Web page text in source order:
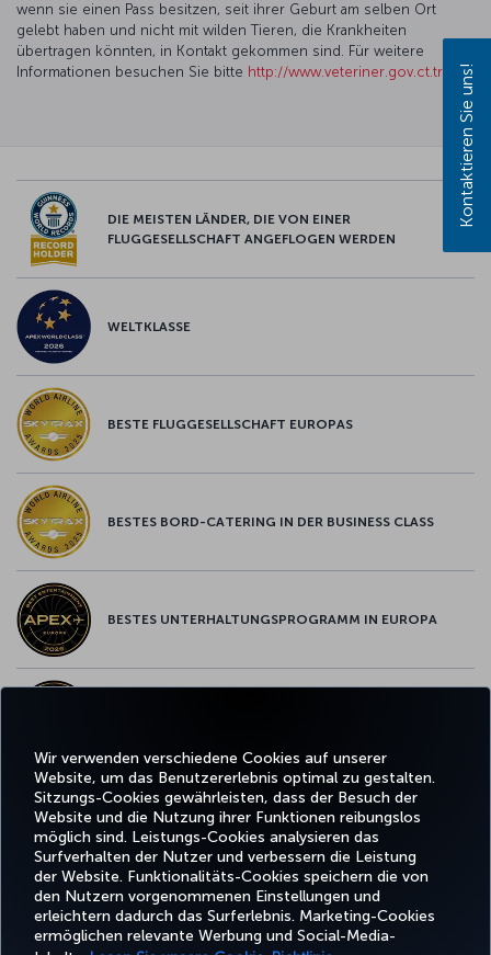
Wir verwenden verschiedene Cookies auf unserer
Website, um das Benutzererlebnis optimal zu gestalten.
Sitzungs-Cookies gewährleisten, dass der Besuch der
Website und die Nutzung ihrer Funktionen reibungslos
möglich sind. Leistungs-Cookies analysieren das
Surfverhalten der Nutzer und verbessern die Leistung
der Website. Funktionalitäts-Cookies speichern die von
den Nutzern vorgenommenen Einstellungen und
erleichtern dadurch das Surferlebnis. Marketing-Cookies
ermöglichen relevante Werbung und Social-Media-
wenn sie einen Pass besitzen, seit ihrer Geburt am selben Ort
gelebt haben und nicht mit wilden Tieren, die Krankheiten
übertragen könnten, in Kontakt gekommen sind. Für weitere
Informationen besuchen Sie bitte http://www.veteriner.gov.ct.tr
DIE MEISTEN LÄNDER, DIE VON EINER
FLUGGESELLSCHAFT ANGEFLOGEN WERDEN
WELTKLASSE
BESTE FLUGGESELLSCHAFT EUROPAS
BESTES BORD-CATERING IN DER BUSINESS CLASS
BESTES UNTERHALTUNGSPROGRAMM IN EUROPA
Facebook
TwitterInstagram
YouTubeLinkedIn
TikTokBlog
BUCHEN
UND
VERWALTEN
ERLEBNIS
ANGEBOTE
UND
REISEZIELE
HILFE
TURKISH
AIRLINES
HOLIDAYS
Kontaktieren Sie uns!